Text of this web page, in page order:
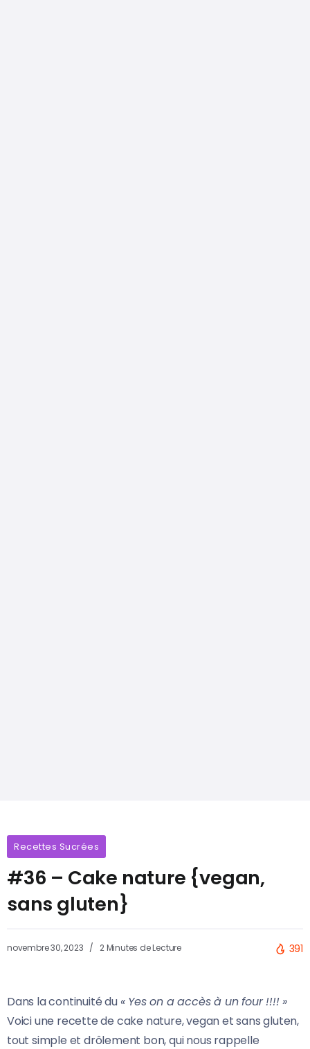
Recettes Sucrées
#36 – Cake nature {vegan,
sans gluten}
novembre 30, 2023 2 Minutes de Lecture 391
Dans la continuité du « Yes on a accès à un four !!!! »
Voici une recette de cake nature, vegan et sans gluten,
tout simple et drôlement bon, qui nous rappelle